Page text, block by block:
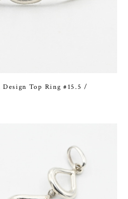
Top Ring #15.5 /